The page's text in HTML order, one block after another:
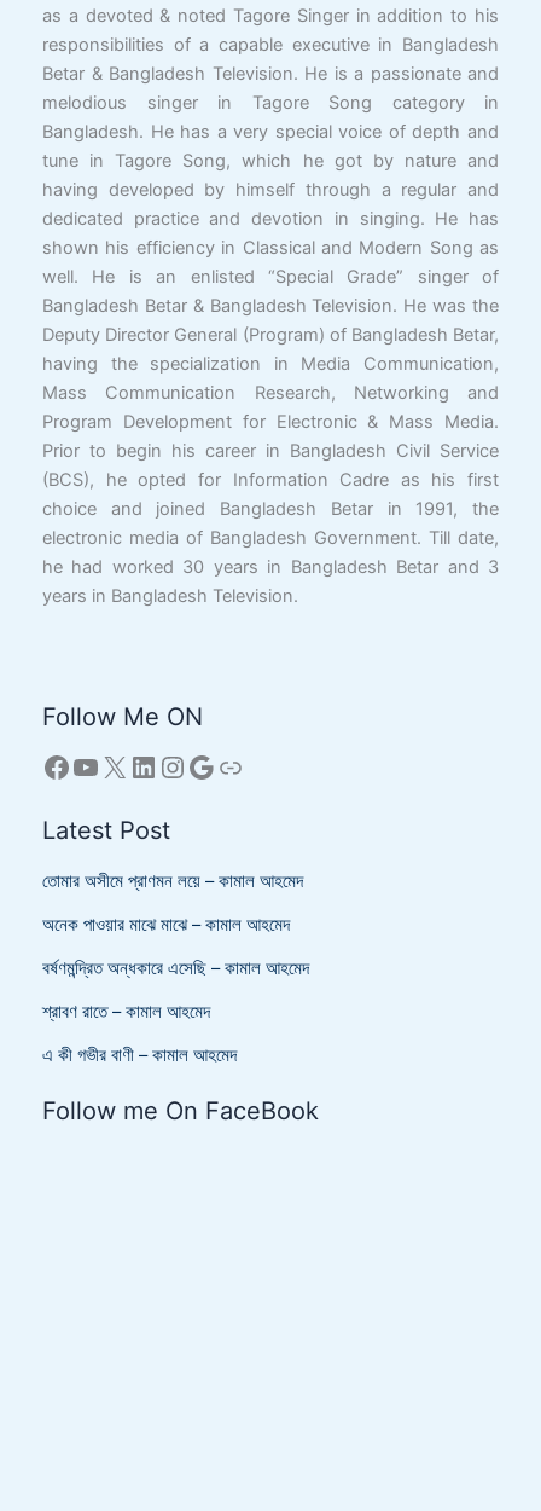
as a devoted & noted Tagore Singer in addition to his
responsibilities of a capable executive in Bangladesh
Betar & Bangladesh Television. He is a passionate and
melodious singer in Tagore Song category in
Bangladesh. He has a very special voice of depth and
tune in Tagore Song, which he got by nature and
having developed by himself through a regular and
dedicated practice and devotion in singing. He has
shown his efficiency in Classical and Modern Song as
well. He is an enlisted “Special Grade” singer of
Bangladesh Betar & Bangladesh Television. He was the
Deputy Director General (Program) of Bangladesh Betar,
having the specialization in Media Communication,
Mass Communication Research, Networking and
Program Development for Electronic & Mass Media.
Prior to begin his career in Bangladesh Civil Service
(BCS), he opted for Information Cadre as his first
choice and joined Bangladesh Betar in 1991, the
electronic media of Bangladesh Government. Till date,
he had worked 30 years in Bangladesh Betar and 3
years in Bangladesh Television.
Follow Me ON
Latest Post
তোমার অসীমে প্রাণমন লয়ে – কামাল আহমেদ
অনেক পাওয়ার মাঝে মাঝে – কামাল আহমেদ
বর্ষণমন্দ্রিত অন্ধকারে এসেছি – কামাল আহমেদ
শ্রাবণ রাতে – কামাল আহমেদ
এ কী গভীর বাণী – কামাল আহমেদ
Follow me On FaceBook